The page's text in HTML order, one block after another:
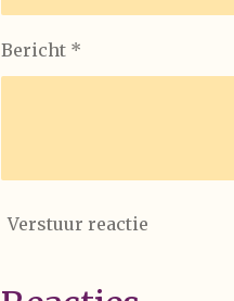
Bericht *
Verstuur reactie